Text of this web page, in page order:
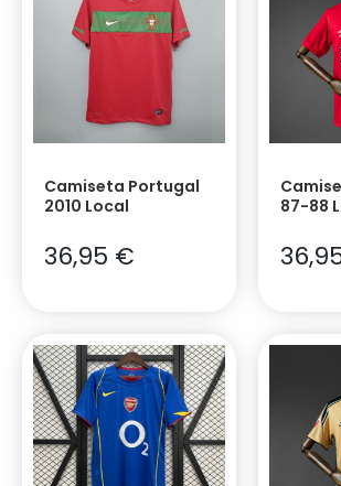
Camiseta Portugal
2010 Local
36,95 €
87-88